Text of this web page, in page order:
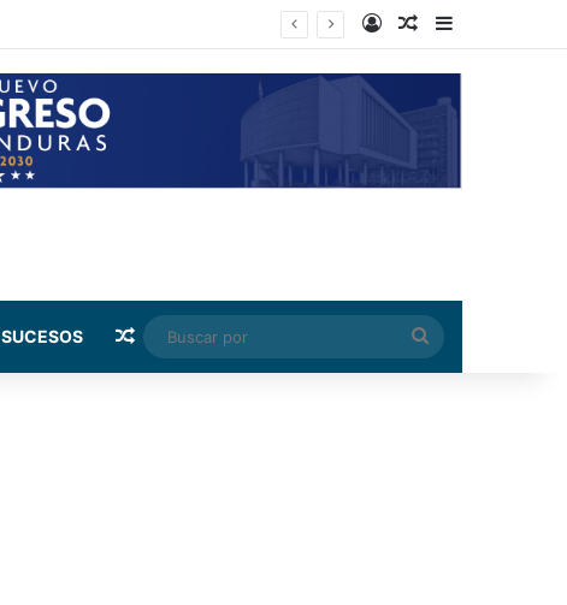
Log InRandom Article
SUCESOS Random Article
Buscar
por